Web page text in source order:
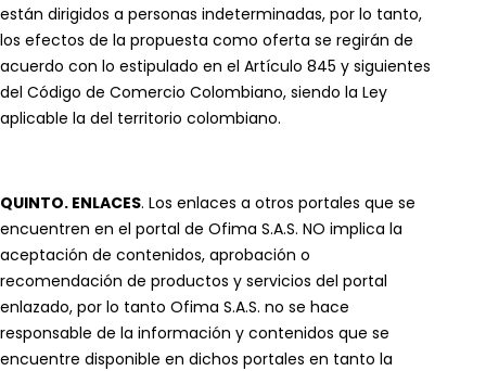
están dirigidos a personas indeterminadas, por lo tanto,
los efectos de la propuesta como oferta se regirán de
acuerdo con lo estipulado en el Artículo 845 y siguientes
del Código de Comercio Colombiano, siendo la Ley
aplicable la del territorio colombiano.
QUINTO. ENLACES. Los enlaces a otros portales que se
encuentren en el portal de Ofima S.A.S. NO implica la
aceptación de contenidos, aprobación o
recomendación de productos y servicios del portal
enlazado, por lo tanto Ofima S.A.S. no se hace
responsable de la información y contenidos que se
encuentre disponible en dichos portales en tanto la